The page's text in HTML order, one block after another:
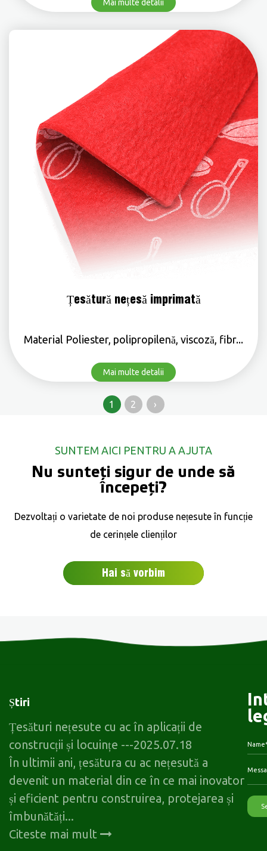
Mai multe detalii
Țesătură nețesă imprimată
Material Poliester, polipropilenă, viscoză, fibr...
Mai multe detalii
1 2 ›
SUNTEM AICI PENTRU A AJUTA
Nu sunteți sigur de unde să
începeți?
Dezvoltați o varietate de noi produse nețesute în funcție
de cerințele clienților
Hai să vorbim
Știri
Țesături nețesute cu ac în aplicații de
construcții și locuințe ---2025.07.18
În ultimii ani, țesătura cu ac nețesută a
devenit un material din ce în ce mai inovator
și eficient pentru construirea, protejarea și
îmbunătăți...
Citeste mai mult